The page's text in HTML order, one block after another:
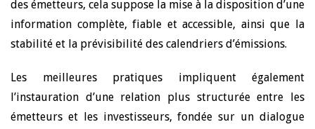
des émetteurs, cela suppose la mise à la disposition d’une
information complète, fiable et accessible, ainsi que la
stabilité et la prévisibilité des calendriers d’émissions.
Les meilleures pratiques impliquent également
l’instauration d’une relation plus structurée entre les
émetteurs et les investisseurs, fondée sur un dialogue